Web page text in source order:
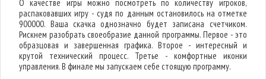
О качестве игры можно посмотреть по количеству игроков,
распаковавших игру - судя по данным остановилось на отметке
900000. Ваша скачка однозначно будет записана счетчиком.
Рискнем разобрать своеобразие данной программы. Первое - это
образцовая и завершенная графика. Второе - интересный и
крутой технический процесс. Третье - комфортные иконки
управления. В финале мы запускаем себе стоящую программу.